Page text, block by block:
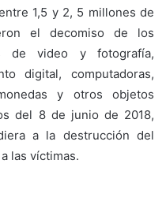
1,5 y 2, 5 millones de
el decomiso de los
de video y fotografía,
digital, computadoras,
y otros objetos
del 8 de junio de 2018,
a la destrucción del
las víctimas.